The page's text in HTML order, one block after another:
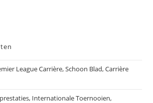
League Carrière, Schoon Blad, Carrière
Internationale Toernooien,